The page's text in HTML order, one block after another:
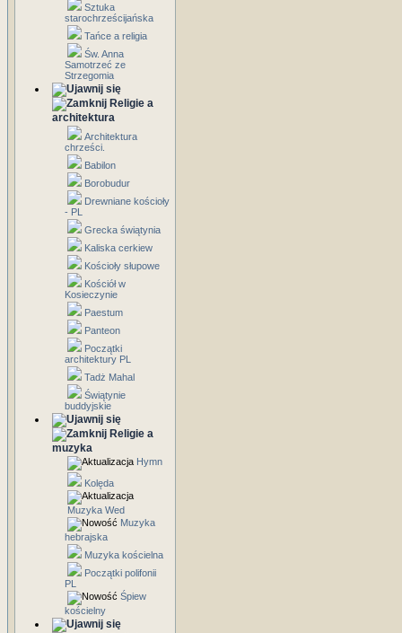
Sztuka
starochrześcijańska
Tańce a religia
Św. Anna
Samotrzeć ze
Strzegomia
Religie a
architektura
Architektura
chrześci.
Babilon
Borobudur
Drewniane kościoły
- PL
Grecka świątynia
Kaliska cerkiew
Kościoły słupowe
Kościół w
Kosieczynie
Paestum
Panteon
Początki
architektury PL
Tadż Mahal
Świątynie
buddyjskie
Religie a
muzyka
Hymn
Kolęda
Muzyka Wed
Muzyka
hebrajska
Muzyka kościelna
Początki polifonii
PL
Śpiew
kościelny